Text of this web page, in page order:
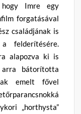
Imre egy
forgatásával
családjának is
felderítésére.
alapozva ki is
bátorította
emelt fővel
„horthysta”